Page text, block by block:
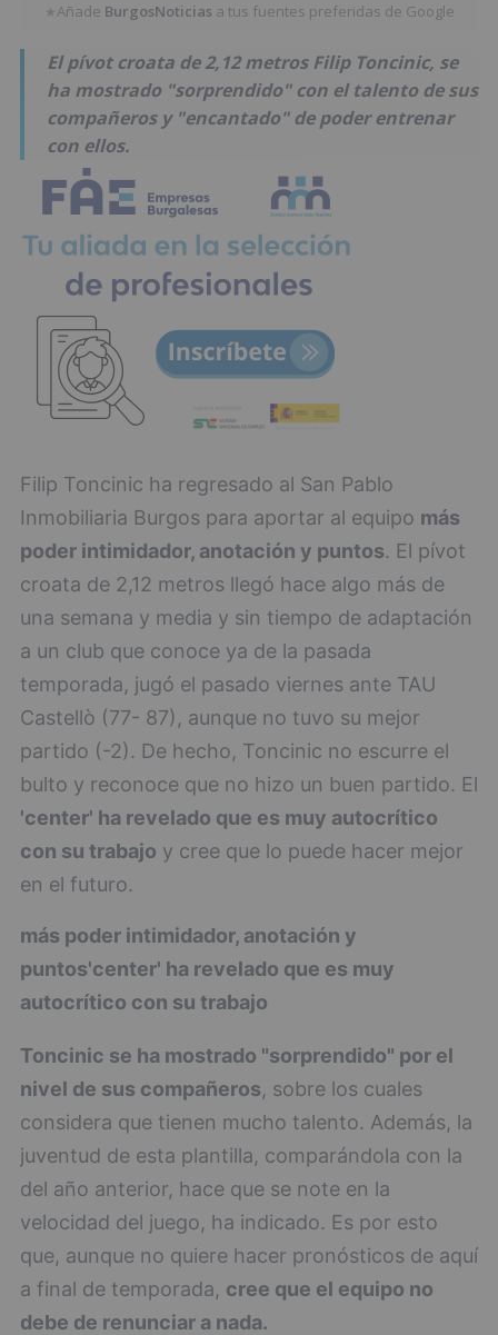
★Añade BurgosNoticias a tus fuentes preferidas de Google
El pívot croata de 2,12 metros Filip Toncinic, se
ha mostrado "sorprendido" con el talento de sus
compañeros y "encantado" de poder entrenar
con ellos.
Filip Toncinic ha regresado al San Pablo
Inmobiliaria Burgos para aportar al equipo más
poder intimidador, anotación y puntos. El pívot
croata de 2,12 metros llegó hace algo más de
una semana y media y sin tiempo de adaptación
a un club que conoce ya de la pasada
temporada, jugó el pasado viernes ante TAU
Castellò (77- 87), aunque no tuvo su mejor
partido (-2). De hecho, Toncinic no escurre el
bulto y reconoce que no hizo un buen partido. El
'center' ha revelado que es muy autocrítico
con su trabajo y cree que lo puede hacer mejor
en el futuro.
más poder intimidador, anotación y
puntos'center' ha revelado que es muy
autocrítico con su trabajo
Toncinic se ha mostrado "sorprendido" por el
nivel de sus compañeros, sobre los cuales
considera que tienen mucho talento. Además, la
juventud de esta plantilla, comparándola con la
del año anterior, hace que se note en la
velocidad del juego, ha indicado. Es por esto
que, aunque no quiere hacer pronósticos de aquí
a final de temporada, cree que el equipo no
debe de renunciar a nada.